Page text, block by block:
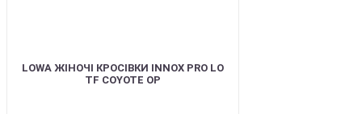
LOWA ЖІНОЧІ КРОСІВКИ INNOX PRO LO
TF COYOTE OP